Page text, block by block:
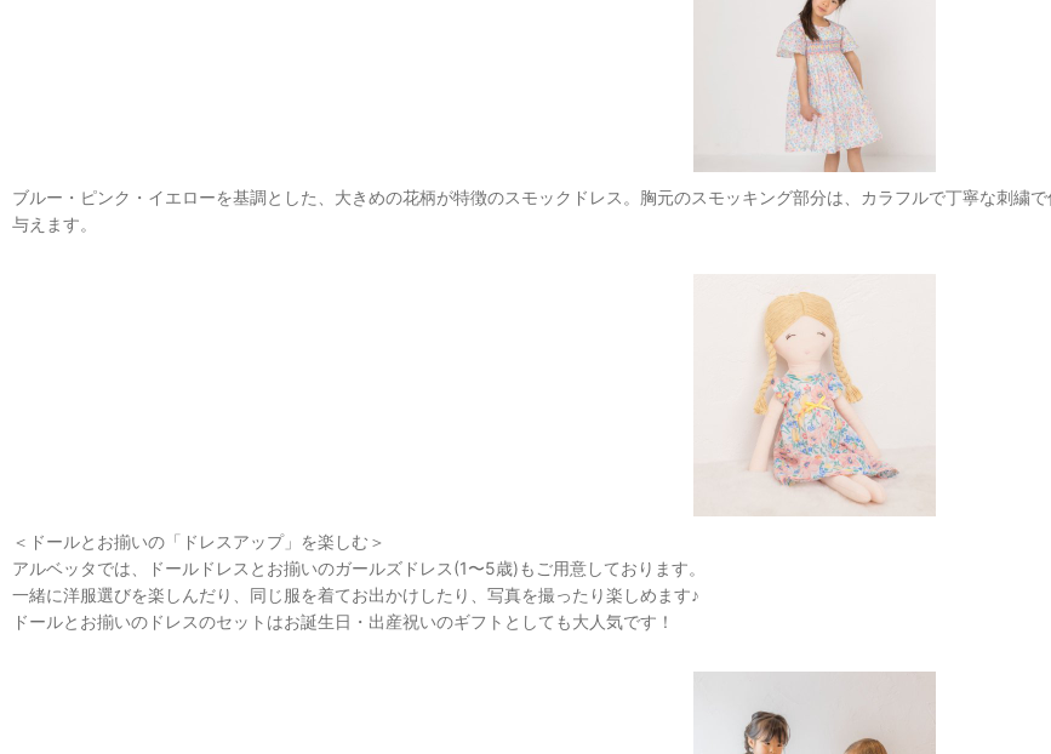
ブルー・ピンク・イエローを基調とした、大きめの花柄が特徴のスモックドレス。胸元のスモッキング部分は、カラフルで丁寧な刺繍
与えます。
＜ドールとお揃いの「ドレスアップ」を楽しむ＞
アルベッタでは、ドールドレスとお揃いのガールズドレス(1〜5歳)もご用意しております。
一緒に洋服選びを楽しんだり、同じ服を着てお出かけしたり、写真を撮ったり楽しめます♪
ドールとお揃いのドレスのセットはお誕生日・出産祝いのギフトとしても大人気です！